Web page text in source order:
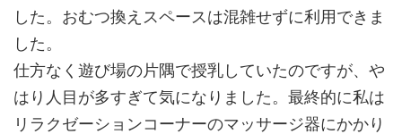
した。おむつ換えスペースは混雑せずに利用できま
した。
仕方なく遊び場の片隅で授乳していたのですが、や
はり人目が多すぎて気になりました。最終的に私は
リラクゼーションコーナーのマッサージ器にかかり